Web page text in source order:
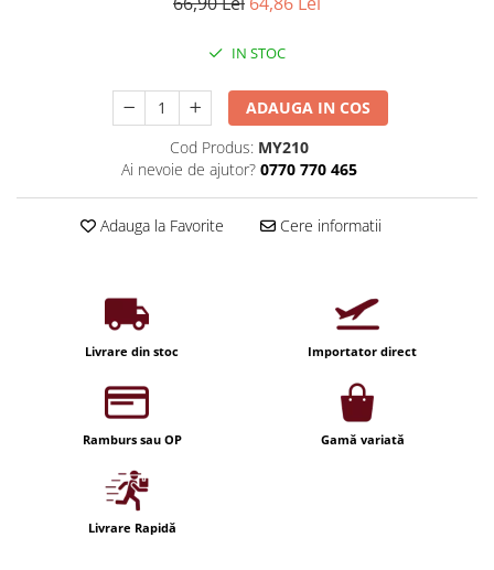
Becuri LED Decor
Profil aluminiu
Tub LED
Becuri LED Smart
Becuri LED cu filament
Corpuri de emergenta
Uncategorized
Aplica LED
Profil banda LED
IN STOC
ADAUGA IN COS
Cod Produs: MY210
Ai nevoie de ajutor? 0770 770 465
Adauga la Favorite Cere informatii
Livrare din stoc Importator direct
Ramburs sau OP Gamă variată
Livrare Rapidă